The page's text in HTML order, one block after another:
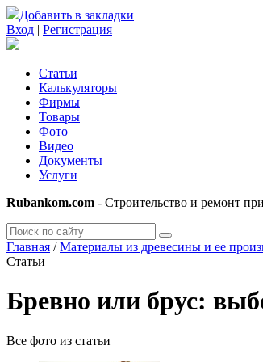
Добавить в закладки
Вход | Регистрация
Статьи
Калькуляторы
Фирмы
Товары
Фото
Видео
Документы
Услуги
Rubankom.com - Строительство и ремонт
Главная /Материалы из древесины и ее
Статьи
Бревно или брус:
Все фото из статьи